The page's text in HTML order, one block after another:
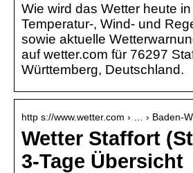
Wie wird das Wetter heute
Temperatur-, Wind- und
sowie aktuelle
auf wetter.com für 76297
Württemberg, Deutschland.
http s://www.wetter.com › … › Baden-
Wetter Staffort
3-Tage Übersicht